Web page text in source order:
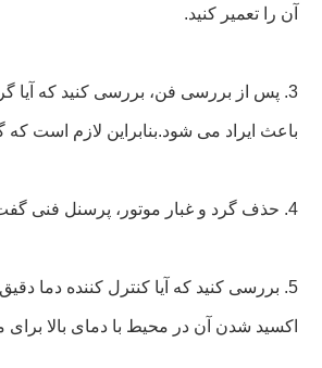
آن را تعمیر کنید.
3. پس از بررسی فن، بررسی کنید که آیا
باعث ایراد می شود.بنابراین لازم است
4. حذف گرد و غبار موتور، پرسنل فنی گفت که اگر اتلاف حرارت ضعیف موتور، و یا منجر به شکست موتور.
5. بررسی کنید که آیا کنترل کننده دما
اکسید شدن آن در محیط با دمای بالا